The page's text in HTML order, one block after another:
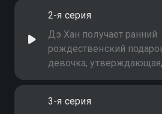
самого низа…
2-я серия
Дэ Хан получает ранний
рождественский
девочка, утверждающая,
его дочь, вместе с
более беспокойным.
3-я серия